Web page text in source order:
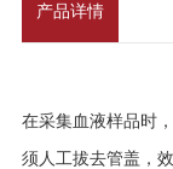
产品详情
在采集血液样品时
须人工拔去管盖，